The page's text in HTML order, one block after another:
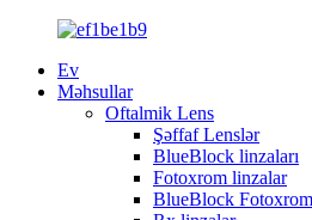
Ev
Məhsullar
Oftalmik Lens
Şəffaf Lenslər
BlueBlock linzaları
Fotoxrom linzalar
BlueBlock